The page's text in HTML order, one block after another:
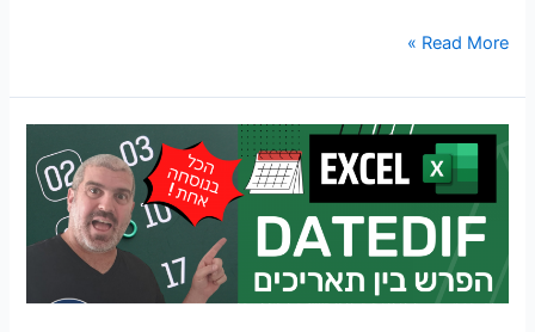
Read More »
שחרור
כוחה
נוסחת
DATEDIF:
הפנינה
הנסתרת